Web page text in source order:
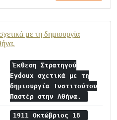
με τη δημιουργία
Έκθεση Στρατηγού
Eydoux σχετικά με τη
δημιουργία Ινστιτούτου
Παστέρ στην Αθήνα.
1911 Οκτώβριος 18